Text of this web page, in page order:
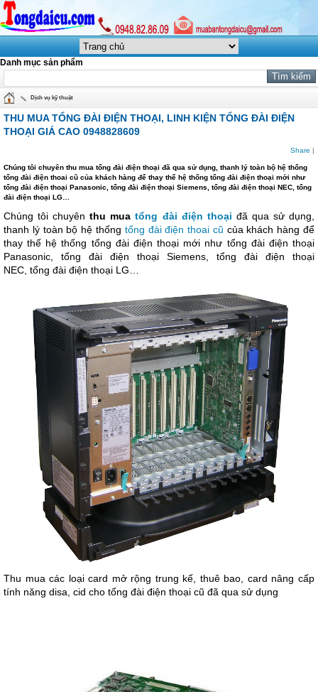
Danh mục sản phẩm
Dịch vụ kỹ thuật
THU MUA TỔNG ĐÀI ĐIỆN THOẠI, LINH KIỆN TỔNG ĐÀI ĐIỆN
THOẠI GIÁ CAO 0948828609
Share |
Chúng tôi chuyên thu mua tổng đài điện thoại đã qua sử dụng, thanh lý toàn bộ hệ thống
tổng đài điện thoai cũ của khách hàng để thay thế hệ thống tổng đài điện thoại mới như
tổng đài điện thoại Panasonic, tổng đài điện thoại Siemens, tổng đài điện thoại NEC, tổng
đài điện thoại LG…
Chúng tôi chuyênthu muatổng đài điện thoại đã qua sử dụng,
thanh lý toàn bộ hệ thống tổng đài điện thoai cũ của khách hàng để
thay thế hệ thống tổng đài điện thoại mới như tổng đài điện thoại
Panasonic, tổng đài điện thoại Siemens, tổng đài điện thoại
NEC, tổng đài điện thoại LG
Thu mua các loại card mở rộng trung kế, thuê bao, card nâng cấp
tính năng disa, cid cho tổng đài điện thoại cũ đã qua sử dụng